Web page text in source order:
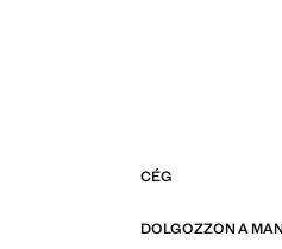
CÉG
DOLGOZZON A